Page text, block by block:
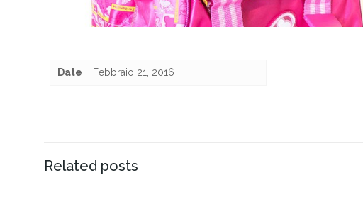
Date Febbraio 21, 2016
Related posts